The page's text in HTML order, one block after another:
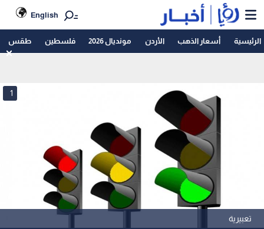
English
الرئيسية أسعار الذهب الأردن مونديال 2026 فلسطين طقس
تعبيرية
1